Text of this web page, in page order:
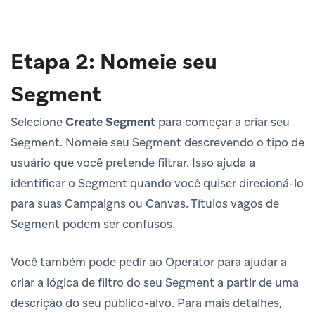
Etapa 2: Nomeie seu
Segment
SelecioneCreate Segment para começar a criar seu
Segment. Nomeie seu Segment descrevendo o tipo de
usuário que você pretende filtrar. Isso ajuda a
identificar o Segment quando você quiser direcioná-lo
para suas Campaigns ou Canvas. Títulos vagos de
Segment podem ser confusos.
Você também pode pedir ao Operator para ajudar a
criar a lógica de filtro do seu Segment a partir de uma
descrição do seu público-alvo. Para mais detalhes,